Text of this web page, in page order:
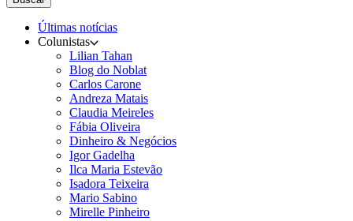
Últimas notícias
Colunistas
Lilian Tahan
Blog do Noblat
Carlos Carone
Andreza Matais
Claudia Meireles
Fábia Oliveira
Dinheiro & Negócios
Igor Gadelha
Ilca Maria Estevão
Isadora Teixeira
Mario Sabino
Mirelle Pinheiro